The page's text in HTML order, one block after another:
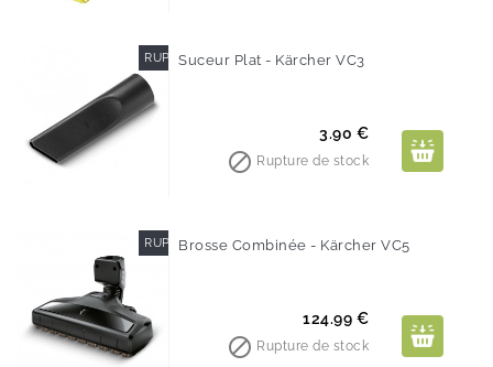
RUPTURE DE STOCK
Suceur Plat - Kärcher VC3
Prix
3.90 €
 Rupture de stock
RUPTURE DE STOCK
Brosse Combinée - Kärcher VC5
Prix
124.99 €
 Rupture de stock